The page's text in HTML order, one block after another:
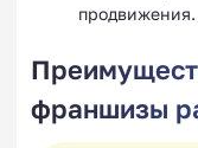
продвижения.
франшизы